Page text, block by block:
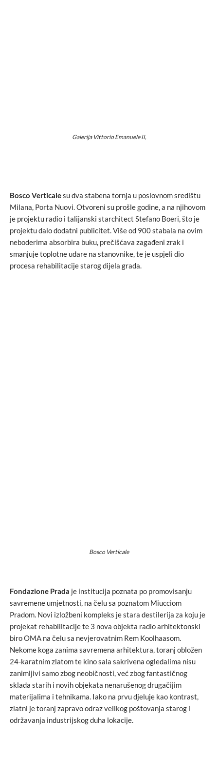
Galerija Vittorio Emanuele II,
Bosco Verticalesu dva stabena tornja u poslovnom središtu
Milana, Porta Nuovi. Otvoreni su prošle godine, a na njihovom
je projektu radio i talijanski starchitect Stefano Boeri, što je
projektu dalo dodatni publicitet. Više od 900 stabala na ovim
neboderima absorbira buku, prečišćava zagađeni zrak i
smanjuje toplotne udare na stanovnike, te je uspjeli dio
procesa rehabilitacije starog dijela grada.
Bosco Verticale
Fondazione Prada je institucija poznata po promovisanju
savremene umjetnosti, na čelu sa poznatom Miucciom
Pradom. Novi izložbeni kompleks je stara destilerija za koju je
projekat rehabilitacije te 3 nova objekta radio arhitektonski
biro OMA na čelu sa nevjerovatnim Rem Koolhaasom.
Nekome koga zanima savremena arhitektura, toranj obložen
24-karatnim zlatom te kino sala sakrivena ogledalima nisu
zanimljivi samo zbog neobičnosti, već zbog fantastičnog
sklada starih i novih objekata nenarušenog drugačijim
materijalima i tehnikama. Iako na prvu djeluje kao kontrast,
zlatni je toranj zapravo odraz velikog poštovanja starog i
održavanja industrijskog duha lokacije.